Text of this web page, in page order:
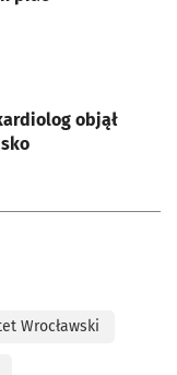
objął
Wrocławski